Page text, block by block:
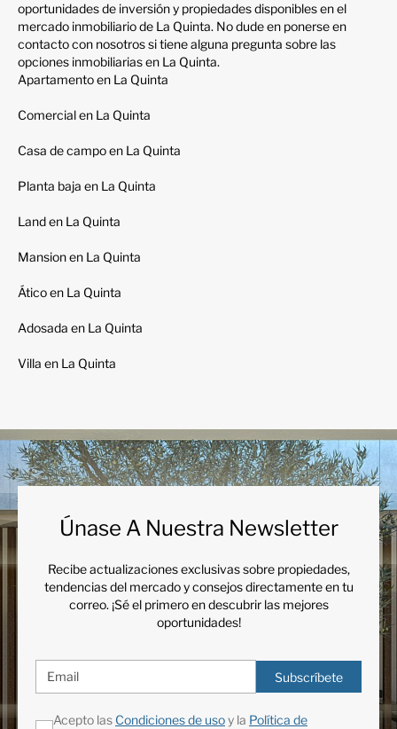
oportunidades de inversión y propiedades disponibles en el
mercado inmobiliario de La Quinta. No dude en ponerse en
contacto con nosotros si tiene alguna pregunta sobre las
opciones inmobiliarias en La Quinta.
Apartamento en La Quinta
Comercial en La Quinta
Casa de campo en La Quinta
Planta baja en La Quinta
Land en La Quinta
Mansion en La Quinta
Ático en La Quinta
Adosada en La Quinta
Villa en La Quinta
Únase A Nuestra Newsletter
Recibe actualizaciones exclusivas sobre propiedades,
tendencias del mercado y consejos directamente en tu
correo. ¡Sé el primero en descubrir las mejores
oportunidades!
Subscríbete
Acepto las Condiciones de usoy la Política de